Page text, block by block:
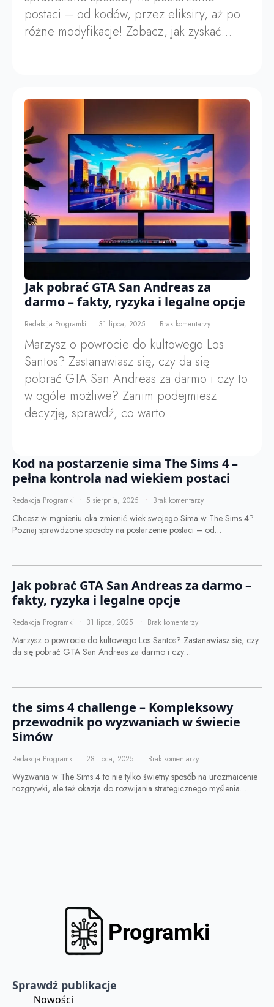
postaci – od kodów, przez eliksiry, aż po
różne modyfikacje! Zobacz, jak zyskać…
Jak pobrać GTA San Andreas za
darmo – fakty, ryzyka i legalne opcje
Redakcja Programki 31 lipca, 2025 Brak komentarzy
Marzysz o powrocie do kultowego Los
Santos? Zastanawiasz się, czy da się
pobrać GTA San Andreas za darmo i czy to
w ogóle możliwe? Zanim podejmiesz
decyzję, sprawdź, co warto…
Kod na postarzenie sima The Sims 4 –
pełna kontrola nad wiekiem postaci
Redakcja Programki 5 sierpnia, 2025 Brak komentarzy
Chcesz w mgnieniu oka zmienić wiek swojego Sima w The Sims 4?
Poznaj sprawdzone sposoby na postarzenie postaci – od…
Jak pobrać GTA San Andreas za darmo –
fakty, ryzyka i legalne opcje
Redakcja Programki 31 lipca, 2025 Brak komentarzy
Marzysz o powrocie do kultowego Los Santos? Zastanawiasz się, czy
da się pobrać GTA San Andreas za darmo i czy…
the sims 4 challenge – Kompleksowy
przewodnik po wyzwaniach w świecie
Simów
Redakcja Programki 28 lipca, 2025 Brak komentarzy
Wyzwania w The Sims 4 to nie tylko świetny sposób na urozmaicenie
rozgrywki, ale też okazja do rozwijania strategicznego myślenia…
Sprawdź publikacje
Nowości